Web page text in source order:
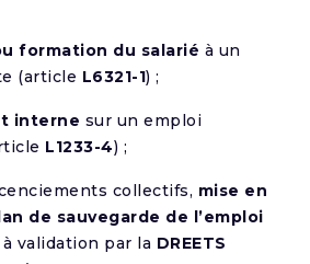
formation du salarié à un
(article L6321-1) ;
interne sur un emploi
L1233-4) ;
collectifs, mise en
de sauvegarde de l’emploi
validation par la DREETS